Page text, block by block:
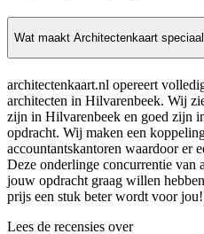
Wat maakt Architectenkaart
architectenkaart.nl opereert
architecten in Hilvarenbeek. Wij
zijn in Hilvarenbeek en goed zijn
opdracht. Wij maken een
accountantskantoren waardoor er
Deze onderlinge concurrentie van
jouw opdracht graag willen
prijs een stuk beter wordt voor jou!
Lees de recensies over